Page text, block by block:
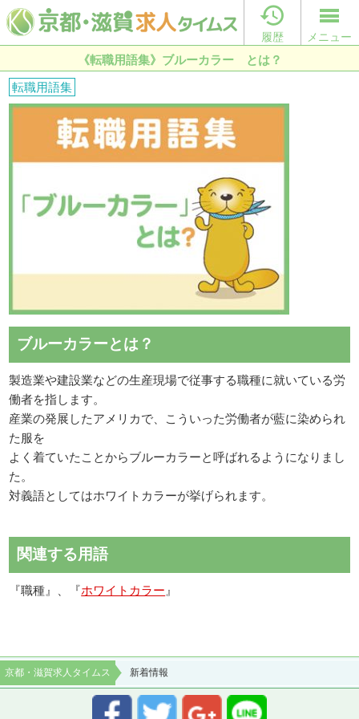

履歴 メニュー
《転職用語集》ブルーカラー とは？
転職用語集
ブルーカラーとは？
製造業や建設業などの生産現場で従事する職種に就いている労
働者を指します。
産業の発展したアメリカで、こういった労働者が藍に染められ
た服を
よく着ていたことからブルーカラーと呼ばれるようになりまし
た。
対義語としてはホワイトカラーが挙げられます。
関連する用語
『職種』、『ホワイトカラー 』
京都・滋賀求人タイムス 新着情報